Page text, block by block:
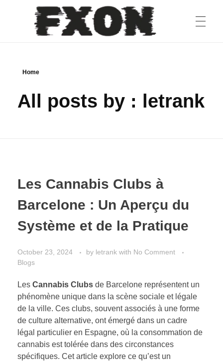
Home
All posts by : letrank
Les Cannabis Clubs à
Barcelone : Un Aperçu du
Système et de la Pratique
October 23, 2024 by letrank with No Comment
Blogs
Les Cannabis Clubs de Barcelone représentent un
phénomène unique dans la scène sociale et légale
de la ville. Ces clubs, souvent associés à une forme
de culture alternative, ont émergé dans un cadre
légal particulier en Espagne, où la consommation de
cannabis est tolérée dans des circonstances
spécifiques. Cet article explore ce qu’est un